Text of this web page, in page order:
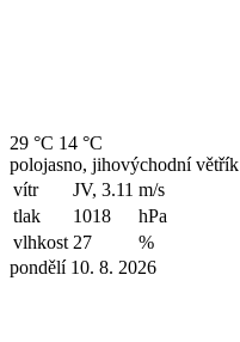
29 °C 14 °C
polojasno, jihovýchodní větřík
vítr
JV, 3.11 m/s
tlak
1018
hPa
vlhkost 27
%
pondělí 10. 8. 2026